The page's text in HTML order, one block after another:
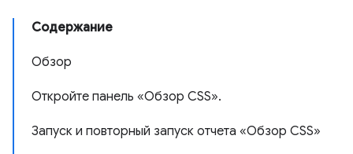
Содержание
Обзор
Откройте панель «Обзор CSS».
Запуск и повторный запуск отчета «Обзор CSS»